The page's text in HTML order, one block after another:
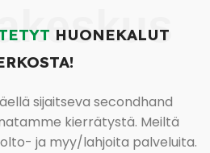
HUONEKALUT
sijaitseva secondhand
kierrätystä. Meiltä
ja myy/lahjoita palveluita.